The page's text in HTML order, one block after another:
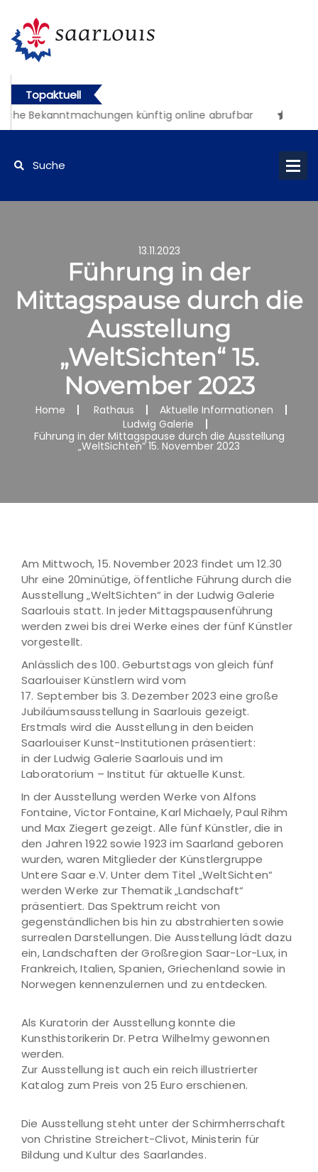
Topaktuell
Bekanntmachungen künftig online abrufbar
13.11.2023
Führung in der
Mittagspause durch die
Ausstellung
„WeltSichten“ 15.
November 2023
Home Rathaus
Aktuelle Informationen
Ludwig Galerie
Führung in der Mittagspause durch die Ausstellung
„WeltSichten“ 15. November 2023
Am Mittwoch, 15. November 2023 findet um 12.30
Uhr eine 20minütige, öffentliche Führung durch die
Ausstellung „WeltSichten“ in der Ludwig Galerie
Saarlouis statt. In jeder Mittagspausenführung
werden zwei bis drei Werke eines der fünf Künstler
vorgestellt.
Anlässlich des 100. Geburtstags von gleich fünf
Saarlouiser Künstlern wird vom
17. September bis 3. Dezember 2023 eine große
Jubiläumsausstellung in Saarlouis gezeigt.
Erstmals wird die Ausstellung in den beiden
Saarlouiser Kunst-Institutionen präsentiert:
in der Ludwig Galerie Saarlouis und im
Laboratorium – Institut für aktuelle Kunst.
In der Ausstellung werden Werke von Alfons
Fontaine, Victor Fontaine, Karl Michaely, Paul Rihm
und Max Ziegert gezeigt. Alle fünf Künstler, die in
den Jahren 1922 sowie 1923 im Saarland geboren
wurden, waren Mitglieder der Künstlergruppe
Untere Saar e.V. Unter dem Titel „WeltSichten“
werden Werke zur Thematik „Landschaft“
präsentiert. Das Spektrum reicht von
gegenständlichen bis hin zu abstrahierten sowie
surrealen Darstellungen. Die Ausstellung lädt dazu
ein, Landschaften der Großregion Saar-Lor-Lux, in
Frankreich, Italien, Spanien, Griechenland sowie in
Norwegen kennenzulernen und zu entdecken.
Als Kuratorin der Ausstellung konnte die
Kunsthistorikerin Dr. Petra Wilhelmy gewonnen
werden.
Zur Ausstellung ist auch ein reich illustrierter
Katalog zum Preis von 25 Euro erschienen.
Die Ausstellung steht unter der Schirmherrschaft
von Christine Streichert-Clivot, Ministerin für
Bildung und Kultur des Saarlandes.